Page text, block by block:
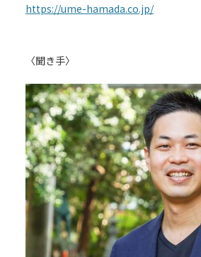
https://ume-hamada.co.jp/
〈聞き手〉